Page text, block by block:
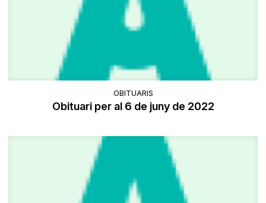
OBITUARIS
Obituari per al 6 de juny de 2022